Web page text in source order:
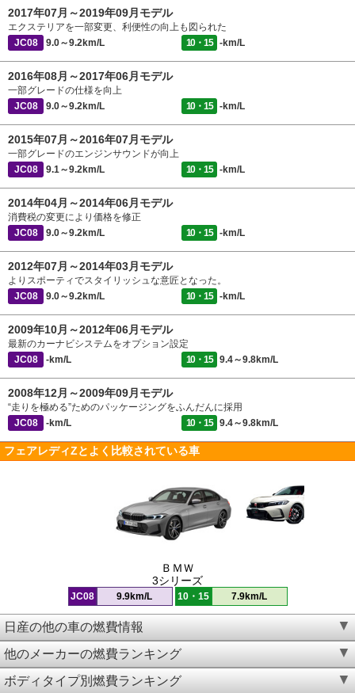
2017年07月～2019年09月モデル
エクステリアを一部変更、利便性の向上も図られた
JC08
9.0～9.2km/L 10・15 -km/L
2016年08月～2017年06月モデル
一部グレードの仕様を向上
JC08
9.0～9.2km/L 10・15 -km/L
2015年07月～2016年07月モデル
一部グレードのエンジンサウンドが向上
JC08
9.1～9.2km/L 10・15 -km/L
2014年04月～2014年06月モデル
消費税の変更により価格を修正
JC08
9.0～9.2km/L 10・15 -km/L
2012年07月～2014年03月モデル
よりスポーティでスタイリッシュな意匠となった。
JC08
9.0～9.2km/L 10・15 -km/L
2009年10月～2012年06月モデル
最新のカーナビシステムをオプション設定
JC08
-km/L 10・15 9.4～9.8km/L
2008年12月～2009年09月モデル
“走りを極める”ためのパッケージングをふんだんに採用
JC08
-km/L 10・15 9.4～9.8km/L
フェアレディZとよく比較されている車
ＢＭＷ
3シリーズ
JC08 9.9km/L 10・15 7.9km/L
日産の他の車の燃費情報
他のメーカーの燃費ランキング
ボディタイプ別燃費ランキング